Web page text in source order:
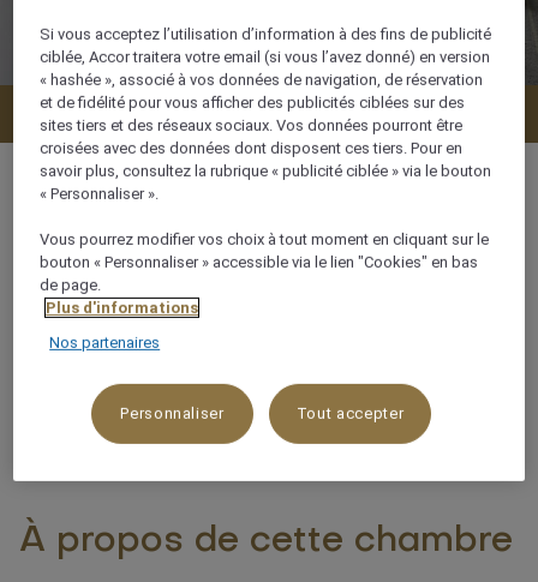
Vérifier la disponibilité
26 m²
Vue sur la ville
2 x
À propos de cette chambre
Si vous acceptez l’utilisation d’information à des fins de publicité
ciblée, Accor traitera votre email (si vous l’avez donné) en version
« hashée », associé à vos données de navigation, de réservation
et de fidélité pour vous afficher des publicités ciblées sur des
sites tiers et des réseaux sociaux. Vos données pourront être
croisées avec des données dont disposent ces tiers. Pour en
savoir plus, consultez la rubrique « publicité ciblée » via le bouton
« Personnaliser ».
Vous pourrez modifier vos choix à tout moment en cliquant sur le
bouton « Personnaliser » accessible via le lien "Cookies" en bas
de page.
Plus d'informations
Nos partenaires
Personnaliser Tout accepter